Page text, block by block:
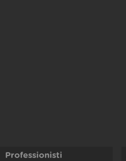
Professionisti